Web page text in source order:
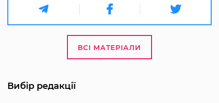
ВСІ МАТЕРІАЛИ
Вибір редакції